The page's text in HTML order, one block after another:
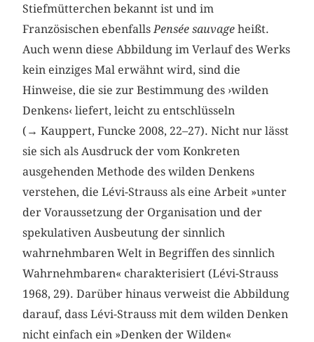
Stiefmütterchen bekannt ist und im
Französischen ebenfallsPensée sauvage heißt.
Auch wenn diese Abbildung im Verlauf des Werks
kein einziges Mal erwähnt wird, sind die
Hinweise, die sie zur Bestimmung des ›wilden
Denkens‹ liefert, leicht zu entschlüsseln
(→ Kauppert, Funcke 2008, 22–27). Nicht nur lässt
sie sich als Ausdruck der vom Konkreten
ausgehenden Methode des wilden Denkens
verstehen, die Lévi-Strauss als eine Arbeit »unter
der Voraussetzung der Organisation und der
spekulativen Ausbeutung der sinnlich
wahrnehmbaren Welt in Begriffen des sinnlich
Wahrnehmbaren« charakterisiert (Lévi-Strauss
1968, 29). Darüber hinaus verweist die Abbildung
darauf, dass Lévi-Strauss mit dem wilden Denken
nicht einfach ein »Denken der Wilden«